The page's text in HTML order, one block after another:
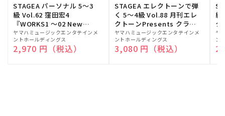
STAGEA パーソナル 5～3
級 Vol.62 窪田宏4
『WORKS1 ～02 New
edition～』
販
売
元:
ヤマハミュージックエンタテインメ
ントホールディングス
通常価格
2,970 円（税込）
STAGEA エレクトーンで弾
く 5～4級 Vol.88 月刊エレ
クトーンPresents クラシ
ック名曲集
販
売
元:
ヤマハミュージックエンタテインメ
ントホールディングス
通常価格
3,080 円（税込）
級
ク
販
売
元:
ヤ
ン